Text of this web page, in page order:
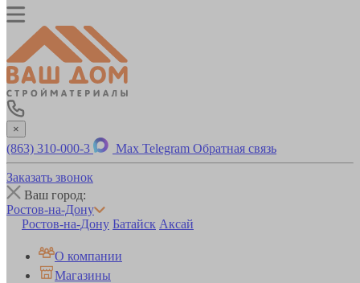
×
(863) 310-000-3 Max Telegram Обратная связь
Заказать звонок
Ваш город:
Ростов-на-Дону
Ростов-на-Дону Батайск Аксай
О компании
Магазины